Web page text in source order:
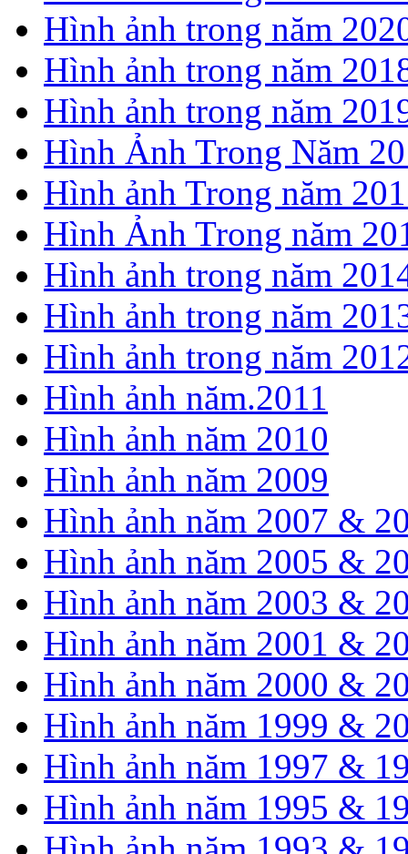
Hình ảnh trong năm
Hình ảnh trong năm
Hình ảnh trong năm
Hình Ảnh Trong Năm
Hình ảnh Trong năm
Hình Ảnh Trong năm
Hình ảnh trong năm
Hình ảnh trong năm
Hình ảnh trong năm
Hình ảnh năm.2011
Hình ảnh năm 2010
Hình ảnh năm 2009
Hình ảnh năm 2007 &
Hình ảnh năm 2005 &
Hình ảnh năm 2003 &
Hình ảnh năm 2001 &
Hình ảnh năm 2000 &
Hình ảnh năm 1999 &
Hình ảnh năm 1997 &
Hình ảnh năm 1995 &